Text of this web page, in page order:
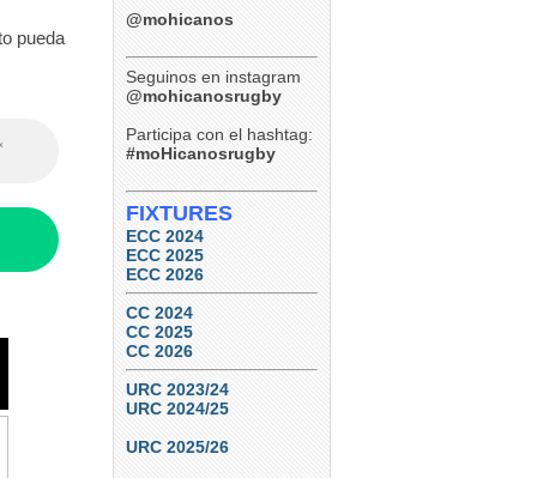
pueda
Paraná Rowing Club 24 (Ref:
Agustín Altabe – Cordobesa)
TDI B – Final – Septiembre
12, 2026
Tucumán Lawn Tennis vs.
Natación y Gimnasia
6 0
@mohicanos
Seguinos en instagram
@mohicanosrugby
Participa con el hashtag:
#moHicanosrugby
FIXTURES
ECC 2024
ECC 2025
ECC 2026
CC 2024
CC 2025
CC 2026
URC 2023/24
URC 2024/25
URC 2025/26